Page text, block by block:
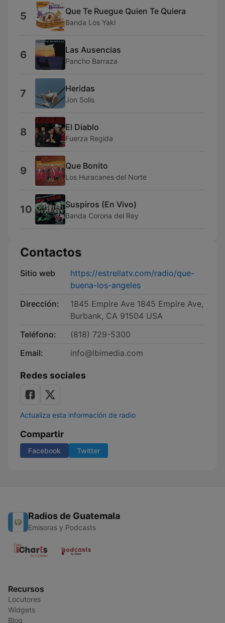
5 Que Te Ruegue Quien Te Quiera
Banda Los Yaki
6 Las Ausencias
Pancho Barraza
7 Heridas
Jon Solis
8 El Diablo
Fuerza Regida
9 Que Bonito
Los Huracanes del Norte
10 Suspiros (En Vivo)
Banda Corona del Rey
Contactos
Sitio web
https://estrellatv.com/radio/que-
buena-los-angeles
Dirección:
1845 Empire Ave 1845 Empire Ave,
Burbank, CA 91504 USA
Teléfono:
(818) 729-5300
Email:
info@lbimedia.com
Redes sociales
Actualiza esta información de radio
Compartir
Facebook Twitter
Radios de Guatemala
Emisoras y Podcasts
Recursos
Locutores
Widgets
Blog